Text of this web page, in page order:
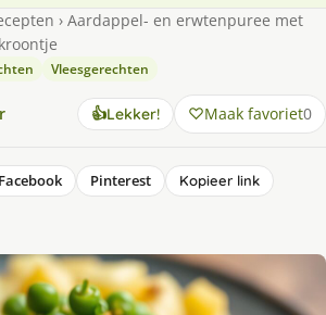
› Aardappel- en erwtenpuree met
Vleesgerechten
👍Lekker! Maak favoriet0
Facebook Pinterest
Kopieer link